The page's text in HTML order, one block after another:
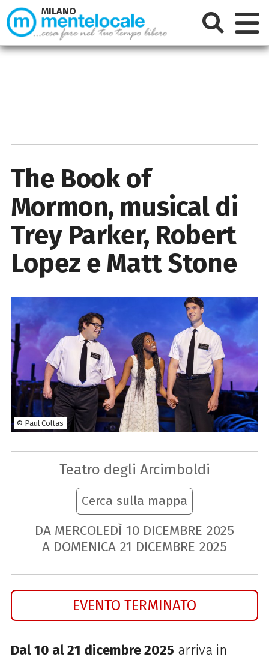
The Book of
Mormon, musical di
Trey Parker, Robert
Lopez e Matt Stone
© Paul Coltas
Teatro degli Arcimboldi
Cerca sulla mappa
DA MERCOLEDÌ 10 DICEMBRE 2025
A DOMENICA 21 DICEMBRE 2025
EVENTO TERMINATO
Dal 10 al 21 dicembre 2025 arriva in
MILANO